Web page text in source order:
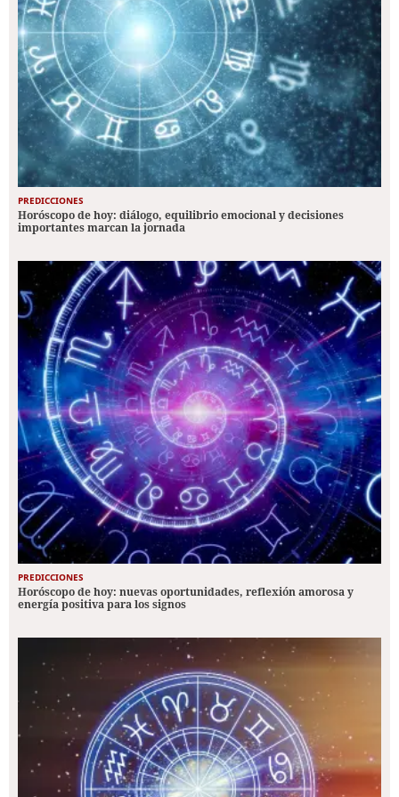
PREDICCIONES
Horóscopo de hoy: diálogo, equilibrio emocional y decisiones
importantes marcan la jornada
PREDICCIONES
Horóscopo de hoy: nuevas oportunidades, reflexión amorosa y
energía positiva para los signos